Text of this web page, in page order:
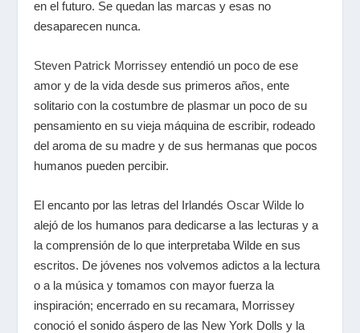
en el futuro. Se quedan las marcas y esas no
desaparecen nunca.
Steven Patrick Morrissey entendió un poco de ese
amor y de la vida desde sus primeros años, ente
solitario con la costumbre de plasmar un poco de su
pensamiento en su vieja máquina de escribir, rodeado
del aroma de su madre y de sus hermanas que pocos
humanos pueden percibir.
El encanto por las letras del IrlandésOscar Wilde lo
alejó de los humanos para dedicarse a las lecturas y a
la comprensión de lo que interpretaba Wilde en sus
escritos. De jóvenes nos volvemos adictos a la lectura
o a la música y tomamos con mayor fuerza la
inspiración; encerrado en su recamara, Morrissey
conoció el sonido áspero de las New York Dolls y la